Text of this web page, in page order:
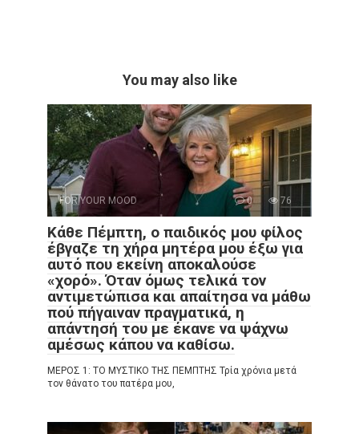
You may also like
FOR YOUR MOOD 0 76
Κάθε Πέμπτη, ο παιδικός μου φίλος
έβγαζε τη χήρα μητέρα μου έξω για
αυτό που εκείνη αποκαλούσε
«χορό». Όταν όμως τελικά τον
αντιμετώπισα και απαίτησα να μάθω
πού πήγαιναν πραγματικά, η
απάντησή του με έκανε να ψάχνω
αμέσως κάπου να καθίσω.
ΜΕΡΟΣ 1: ΤΟ ΜΥΣΤΙΚΟ ΤΗΣ ΠΕΜΠΤΗΣ Τρία χρόνια μετά
τον θάνατο του πατέρα μου,